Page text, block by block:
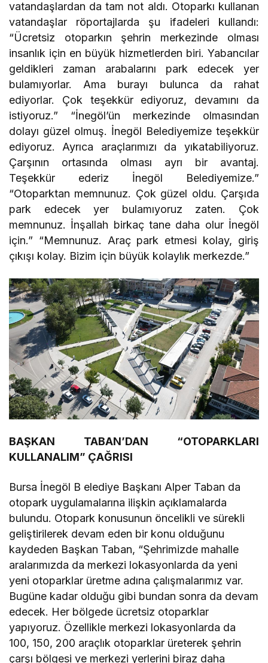
vatandaşlardan da tam not aldı. Otoparkı kullanan
vatandaşlar röportajlarda şu ifadeleri kullandı:
“Ücretsiz otoparkın şehrin merkezinde olması
insanlık için en büyük hizmetlerden biri. Yabancılar
geldikleri zaman arabalarını park edecek yer
bulamıyorlar. Ama burayı bulunca da rahat
ediyorlar. Çok teşekkür ediyoruz, devamını da
istiyoruz.” “İnegöl’ün merkezinde olmasından
dolayı güzel olmuş. İnegöl Belediyemize teşekkür
ediyoruz. Ayrıca araçlarımızı da yıkatabiliyoruz.
Çarşının ortasında olması ayrı bir avantaj.
Teşekkür ederiz İnegöl Belediyemize.”
“Otoparktan memnunuz. Çok güzel oldu. Çarşıda
park edecek yer bulamıyoruz zaten. Çok
memnunuz. İnşallah birkaç tane daha olur İnegöl
için.” “Memnunuz. Araç park etmesi kolay, giriş
çıkışı kolay. Bizim için büyük kolaylık merkezde.”
BAŞKAN TABAN’DAN “OTOPARKLARI
KULLANALIM” ÇAĞRISI
Bursa İnegöl B elediye Başkanı Alper Taban da
otopark uygulamalarına ilişkin açıklamalarda
bulundu. Otopark konusunun öncelikli ve sürekli
geliştirilerek devam eden bir konu olduğunu
kaydeden Başkan Taban, “Şehrimizde mahalle
aralarımızda da merkezi lokasyonlarda da yeni
yeni otoparklar üretme adına çalışmalarımız var.
Bugüne kadar olduğu gibi bundan sonra da devam
edecek. Her bölgede ücretsiz otoparklar
yapıyoruz. Özellikle merkezi lokasyonlarda da
100, 150, 200 araçlık otoparklar üreterek şehrin
çarşı bölgesi ve merkezi yerlerini biraz daha